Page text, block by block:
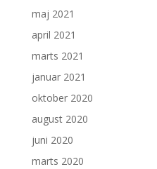
maj 2021
april 2021
marts 2021
januar 2021
oktober 2020
august 2020
juni 2020
marts 2020